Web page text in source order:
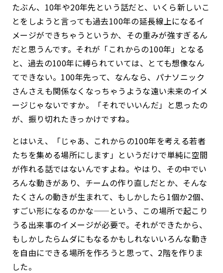
たぶん、10年や20年先という話だと、いくら新しいこ
とをしようと言っても過去100年の延長線上になるイ
メージができちゃうというか、その重みが強すぎるん
だと思うんです。それが「これからの100年」となる
と、過去の100年に縛られていては、とても想像なん
てできない。100年先って、なんなら、パナソニック
さんさえも関係なくなっちゃうような遠い未来のイメ
ージじゃないですか。「それでいいんだ」と思ったの
が、振り切れたきっかけですね。
とはいえ、「じゃあ、これからの100年を考える若者
たちを集める場所にします」というだけで単純に空間
が作れる話ではないんですよね。やはり、その中でい
ろんな動きがあり、チームの作り直しだとか、そんな
たくさんの動きが生まれて、もしかしたら1個か2個、
すごい形になるのかな——という、この場所で起こり
うる出来事のイメージが必要で。それができたから、
もしかしたらムダにもなるかもしれないいろんな動き
を自由にできる場所を作ろうと思って、2階を作りま
した。